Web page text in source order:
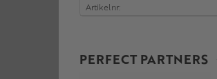
Artikelnr
PERFECT PARTNERS